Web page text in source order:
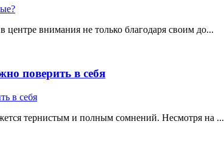
внимания не только благодаря своим до...
поверить в себя
тернистым и полным сомнений. Несмотря на ...